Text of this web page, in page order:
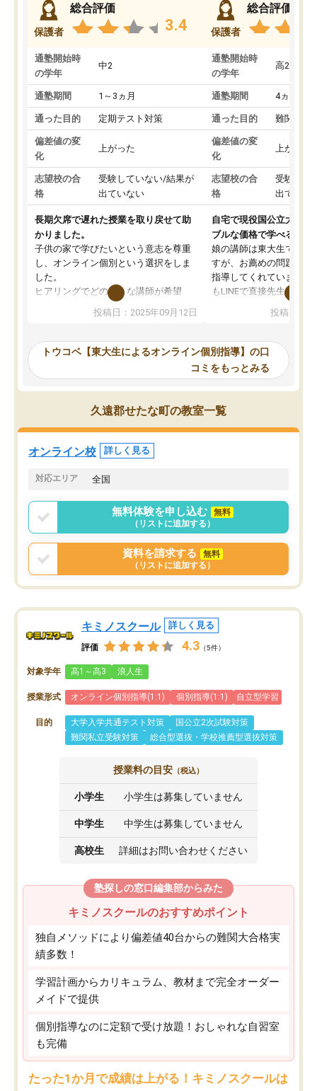
保護者
総合評価
3.4
通塾開始時
の学年
中2
通塾期間 1～3ヵ月
通った目的 定期テスト対策
偏差値の変
化
上がった
志望校の合
格
受験していない/結果が
出ていない
長期欠席で遅れた授業を取り戻せて助
かりました。
子供の家で学びたいという意志を尊重
し、オンライン個別という選択をしま
した。
ヒアリングでどのような講師が希望
か、オプションは付帯するかなど選ぶ
事が出来ました。
ーティングを行い、その講師で良いか
見てから講師を決定する事ができま
す。
うちの子は、初回面談の講師の方で決
オンラインツールを使用した単語帳の
共有があり宿題もそちらで出される形
でした。
言う事で講師変更の申し出があり、あ
まりに短期での変更だった為、塾に通
う事にして退会しました。遅れも取り
戻せ、授業内容や講師の方は良かった
と思います。
投稿日：2025年09月12日
保護者
総合評価
通塾開始時
の学年
高2
通塾期間 4ヵ月～1
通った目的 難関私立
偏差値の変
化
上がった
志望校の合
格
受験して
出ていな
自宅で現役国公立大学生
ブルな価格で学べる
娘の講師は東大生では無
すが、お薦めの問題集や
指導してくれています。
もLINEで直接先生に質問
めれるので、個人に合
いなのがあり(有料)、受
ことをどんなスケジュー
くか相談したのですが、
ち期待したものではなく
内容でした。それでも
やる気も出ましたし、苦
くなってきたようなので
投稿日：
トウコベ【東大生によるオンライン個別指導】の口
コミをもっとみる
久遠郡せたな町の教室一覧
オンライン校 詳しく見る
対応エリア 全国
無料体験を申し込む
無料
（リストに追加する）
資料を請求する
無料
（リストに追加する）
キミノスクール 詳しく見る
評価 4.3 （5件）
対象学年 高1～高3 浪人生
授業形式 オンライン個別指導(1:1) 個別指導(1:1) 自立型学習
目的 大学入学共通テスト対策
国公立2次試験対策
難関私立受験対策
総合型選抜・学校推薦型選抜対策
授業料の目安 （税込）
小学生 小学生は募集していません
中学生 中学生は募集していません
高校生 詳細はお問い合わせください
塾探しの窓口編集部からみた
キミノスクールのおすすめポイント
独自メソッドにより偏差値40台からの難関大合格実
績多数！
学習計画からカリキュラム、教材まで完全オーダー
メイドで提供
個別指導なのに定額で受け放題！おしゃれな自習室
も完備
たった1か月で成績は上がる！キミノスクールは